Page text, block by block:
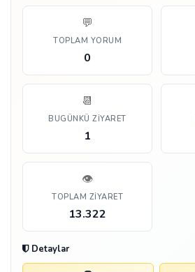
💬
TOPLAM YORUM
0
📆
BUGÜNKÜ ZIYARET
1
👁️
TOPLAM ZIYARET
13.322
Detaylar